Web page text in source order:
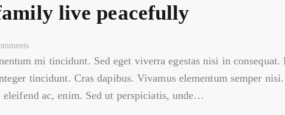
live peacefully
mi tincidunt. Sed eget viverra egestas nisi in consequat.
tincidunt. Cras dapibus. Vivamus elementum semper
ac, enim. Sed ut perspiciatis, unde…